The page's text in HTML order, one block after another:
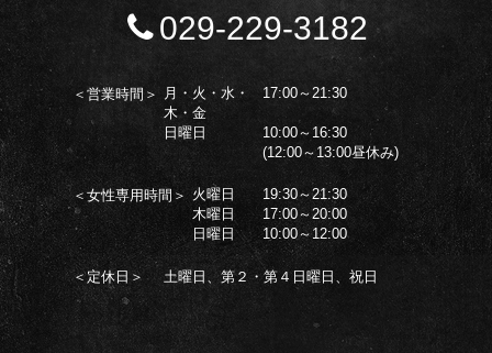
029-229-3182
＜営業時間＞
月・火・水・
木・金
17:00～21:30
日曜日
10:00～16:30
(12:00～13:00昼休み)
＜女性専用時間＞ 火曜日
19:30～21:30
木曜日
17:00～20:00
日曜日
10:00～12:00
＜定休日＞ 土曜日、第２・第４日曜日、祝日